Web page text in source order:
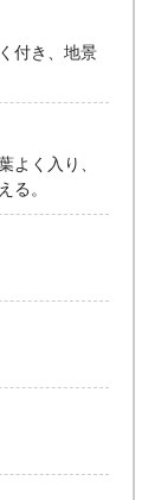
付き、地景
よく入り、
る。